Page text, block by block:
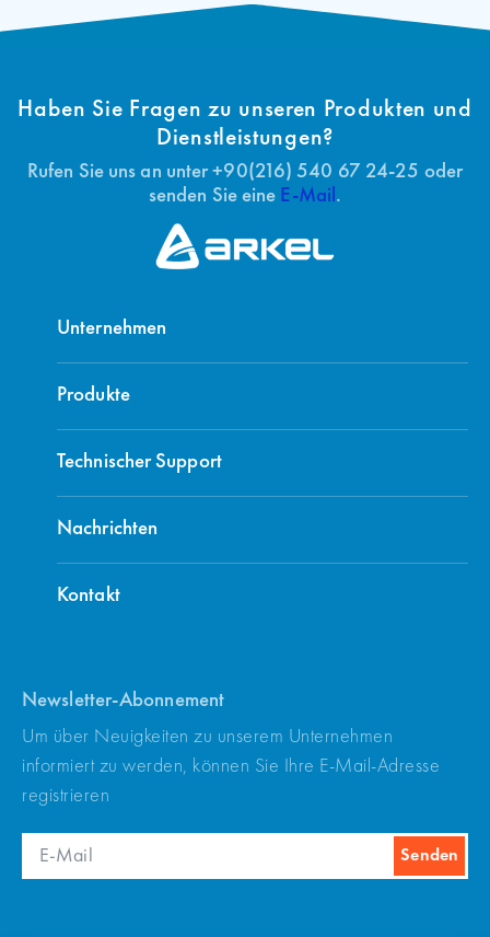
Haben Sie Fragen zu unseren Produkten und
Dienstleistungen?
Rufen Sie uns an unter +90(216) 540 67 24-25 oder
senden Sie eine E-Mail.
Unternehmen
Produkte
Technischer Support
Nachrichten
Kontakt
Newsletter-Abonnement
Um über Neuigkeiten zu unserem Unternehmen
informiert zu werden, können Sie Ihre E-Mail-Adresse
registrieren